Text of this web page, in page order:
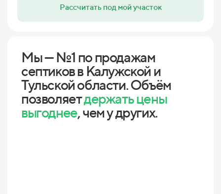
Рассчитать под мой участок
Мы — №1 по продажам
септиков в Калужской и
Тульской области. Объём
позволяетдержать цены
выгоднее, чем у других.